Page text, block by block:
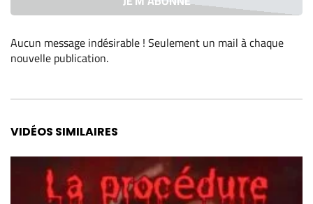
Aucun message indésirable ! Seulement un mail à chaque
nouvelle publication.
VIDÉOS SIMILAIRES